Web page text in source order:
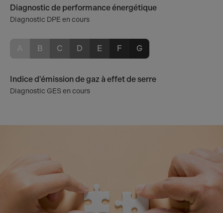
Diagnostic de performance énergétique
Diagnostic DPE en cours
B C D E F G
Indice d'émission de gaz à effet de serre
Diagnostic GES en cours